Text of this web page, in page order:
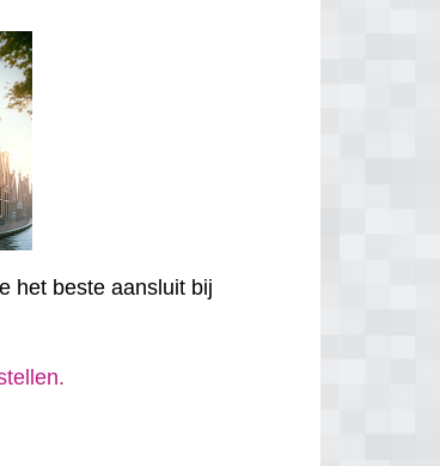
het beste aansluit bij